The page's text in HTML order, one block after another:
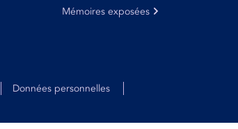
Mémoires exposées
Données personnelles